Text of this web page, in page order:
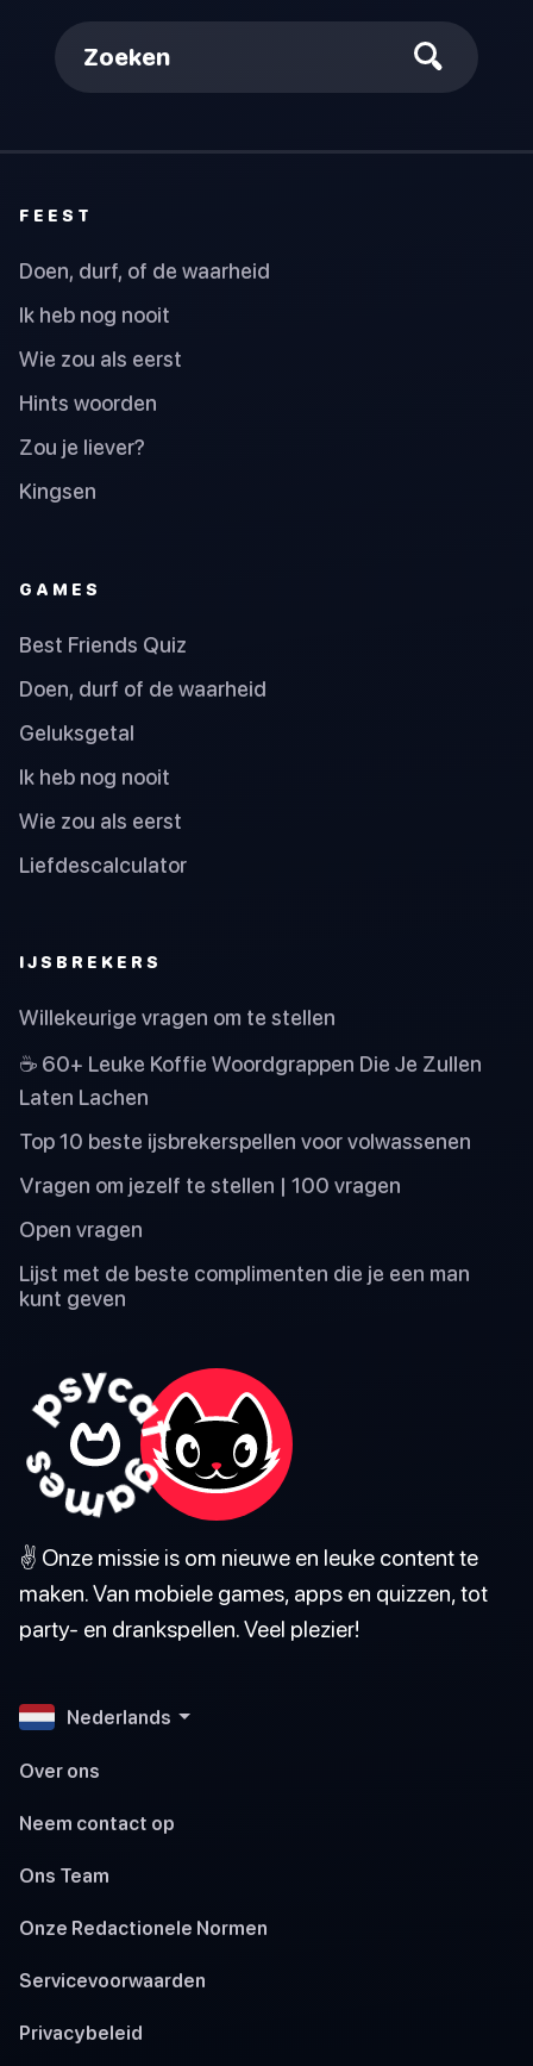
Zoeken
FEEST
Doen, durf, of de waarheid
Ik heb nog nooit
Wie zou als eerst
Hints woorden
Zou je liever?
Kingsen
GAMES
Best Friends Quiz
Doen, durf of de waarheid
Geluksgetal
Ik heb nog nooit
Wie zou als eerst
Liefdescalculator
IJSBREKERS
Willekeurige vragen om te stellen
☕ 60+ Leuke Koffie Woordgrappen Die Je Zullen
Laten Lachen
Top 10 beste ijsbrekerspellen voor volwassenen
Vragen om jezelf te stellen | 100 vragen
Open vragen
Lijst met de beste complimenten die je een man
kunt geven
✌️ Onze missie is om nieuwe en leuke content te
maken. Van mobiele games, apps en quizzen, tot
party- en drankspellen. Veel plezier!
Nederlands
Over ons
Neem contact op
Ons Team
Onze Redactionele Normen
Servicevoorwaarden
Privacybeleid